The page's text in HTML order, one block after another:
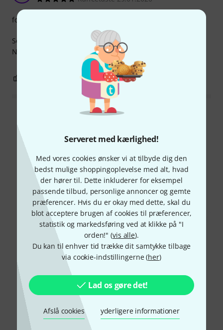
Serveret med kærlighed!
Med vores cookies ønsker vi at tilbyde dig den
bedst mulige shoppingoplevelse med alt, hvad
der hører til. Dette inkluderer for eksempel
passende tilbud, personlige annoncer og gemte
præferencer. Hvis du er okay med dette, skal du
blot acceptere brugen af cookies til præferencer,
statistik og markedsføring ved at klikke på "I
orden!" (vis alle).
Du kan til enhver tid trække dit samtykke tilbage
via cookie-indstillingerne (her)
Lad os gøre det!
Afslå cookies yderligere informationer
Solidt håndværk og utrolig nem montering for én person.
Nem at installere, selv i hjørner. Prisen er rimelig.
forarbejdning
ANMELD BEDØMMELSE
Læs alle anmeldelser
Vidste du?
Alle Downloads